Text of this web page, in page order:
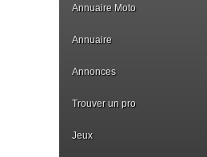
Annuaire Moto
Annuaire
Annonces
Trouver un pro
Jeux